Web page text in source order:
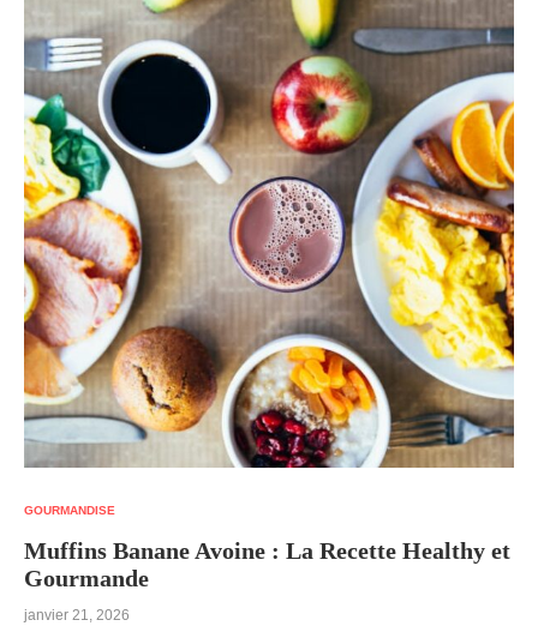
GOURMANDISE
Muffins Banane Avoine : La Recette Healthy et
Gourmande
janvier 21, 2026